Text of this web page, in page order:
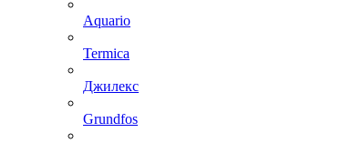
Aquario
Termica
Джилекс
Grundfos